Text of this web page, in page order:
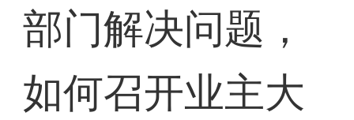
部门解决问题，
如何召开业主大